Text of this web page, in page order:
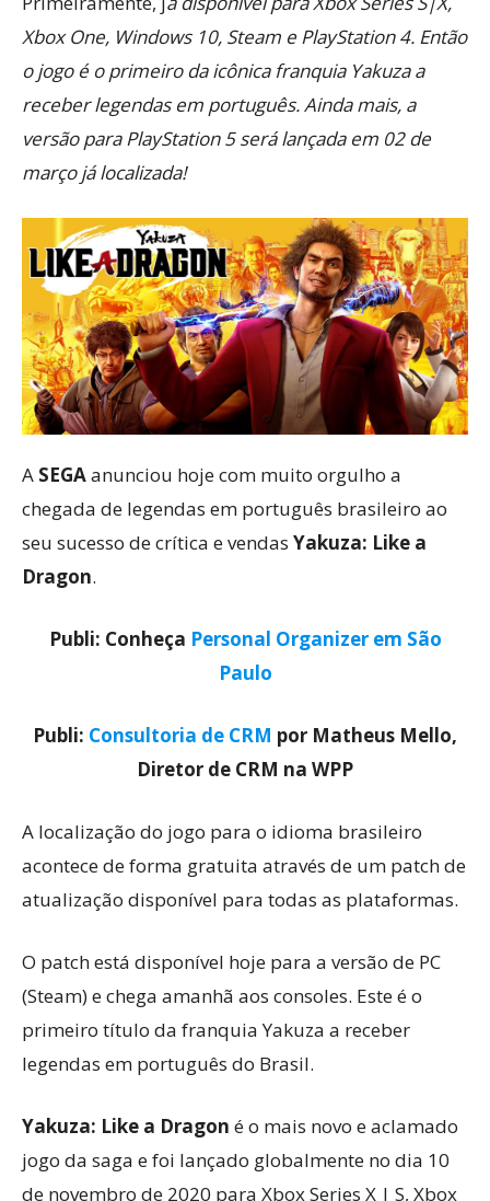
Xbox One, Windows 10, Steam e PlayStation 4. Então
o jogo é o primeiro da icônica franquia Yakuza a
receber legendas em português. Ainda mais, a
versão para PlayStation 5 será lançada em 02 de
março já localizada!
A SEGAanunciou hoje com muito orgulho a
chegada de legendas em português brasileiro ao
seu sucesso de crítica e vendas Yakuza: Like a
Dragon.
Publi: Conheça Personal Organizer em São
Paulo
Publi: Consultoria de CRM por Matheus Mello,
Diretor de CRM na WPP
A localização do jogo para o idioma brasileiro
acontece de forma gratuita através de um patch de
atualização disponível para todas as plataformas.
O patch está disponível hoje para a versão de PC
(Steam) e chega amanhã aos consoles. Este é o
primeiro título da franquia Yakuza a receber
legendas em português do Brasil.
Yakuza: Like a Dragon é o mais novo e aclamado
jogo da saga e foi lançado globalmente no dia 10
de novembro de 2020 para Xbox Series X | S, Xbox